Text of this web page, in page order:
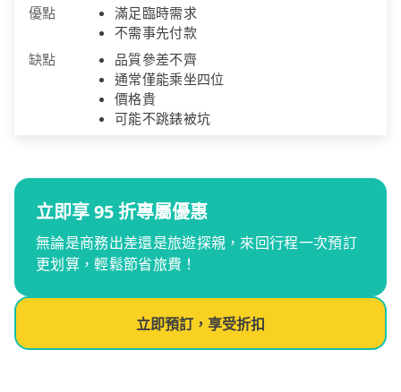
優點
滿足臨時需求
不需事先付款
缺點
品質參差不齊
通常僅能乘坐四位
價格貴
可能不跳錶被坑
立即享 95 折專屬優惠
無論是商務出差還是旅遊探親，來回行程一次預訂
更划算，輕鬆節省旅費！
立即預訂，享受折扣